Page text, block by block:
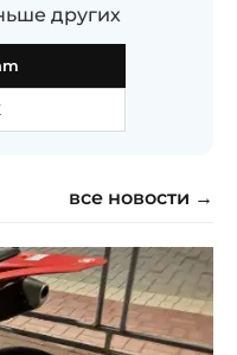
других
все новости →